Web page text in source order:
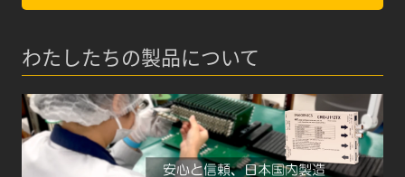
わたしたちの製品について